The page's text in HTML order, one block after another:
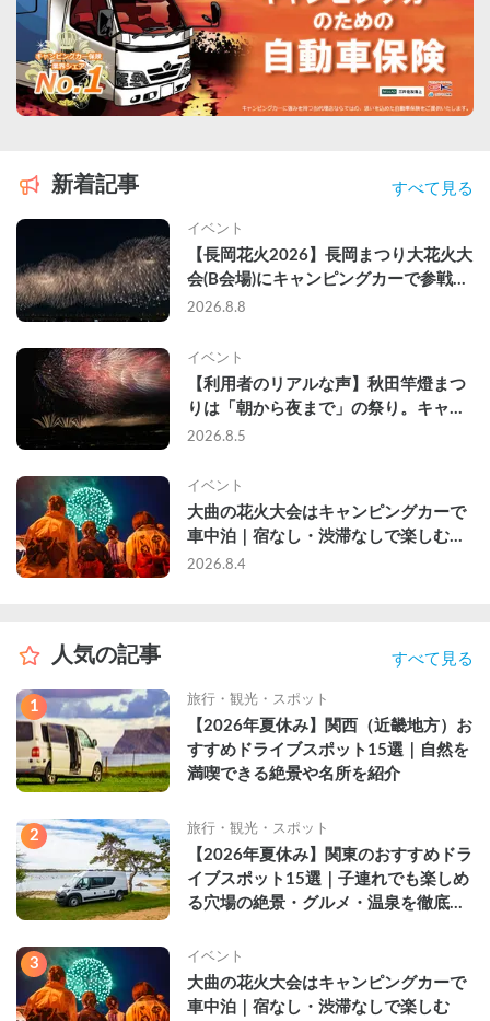
新着記事 すべて見る
イベント
【長岡花火2026】長岡まつり大花火大
会(B会場)にキャンピングカーで参戦し
て、長岡駅前で車中泊してきた
2026.8.8
イベント
【利用者のリアルな声】秋田竿燈まつ
りは「朝から夜まで」の祭り。キャン
ピングカーで行った2組の記録
2026.8.5
イベント
大曲の花火大会はキャンピングカーで
車中泊｜宿なし・渋滞なしで楽しむ
2026年完全ガイド
2026.8.4
人気の記事 すべて見る
1 旅行・観光・スポット
【2026年夏休み】関西（近畿地方）お
すすめドライブスポット15選｜自然を
満喫できる絶景や名所を紹介
2 旅行・観光・スポット
【2026年夏休み】関東のおすすめドラ
イブスポット15選｜子連れでも楽しめ
る穴場の絶景・グルメ・温泉を徹底解
3 イベント
大曲の花火大会はキャンピングカーで
車中泊｜宿なし・渋滞なしで楽しむ